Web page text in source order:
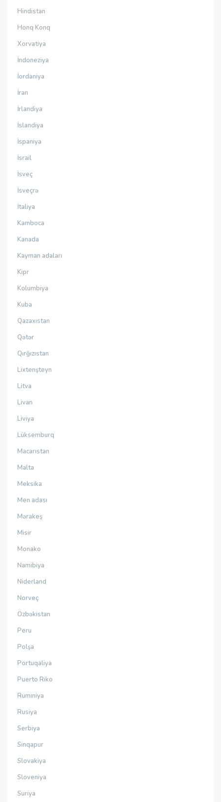
Hindistan
Honq Konq
Xorvatiya
İndoneziya
İordaniya
İran
İrlandiya
İslandiya
İspaniya
İsrail
İsveç
İsveçrə
İtaliya
Kamboca
Kanada
Kayman adaları
Kipr
Kolumbiya
Kuba
Qazaxıstan
Qətər
Qırğızıstan
Lixtenşteyn
Litva
Livan
Liviya
Lüksemburq
Macarıstan
Malta
Meksika
Men adası
Mərakeş
Misir
Monako
Namibiya
Niderland
Norveç
Özbəkistan
Peru
Polşa
Portuqaliya
Puerto Riko
Rumıniya
Rusiya
Serbiya
Sinqapur
Slovakiya
Sloveniya
Suriya